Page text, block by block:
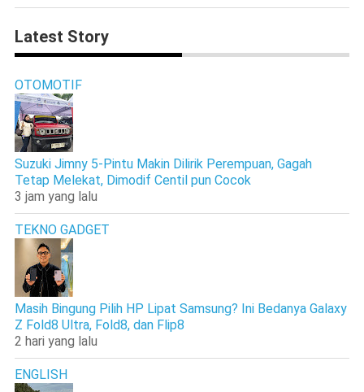
Latest Story
OTOMOTIF
Suzuki Jimny 5-Pintu Makin Dilirik Perempuan, Gagah
Tetap Melekat, Dimodif Centil pun Cocok
3 jam yang lalu
TEKNO GADGET
Masih Bingung Pilih HP Lipat Samsung? Ini Bedanya Galaxy
Z Fold8 Ultra, Fold8, dan Flip8
2 hari yang lalu
ENGLISH